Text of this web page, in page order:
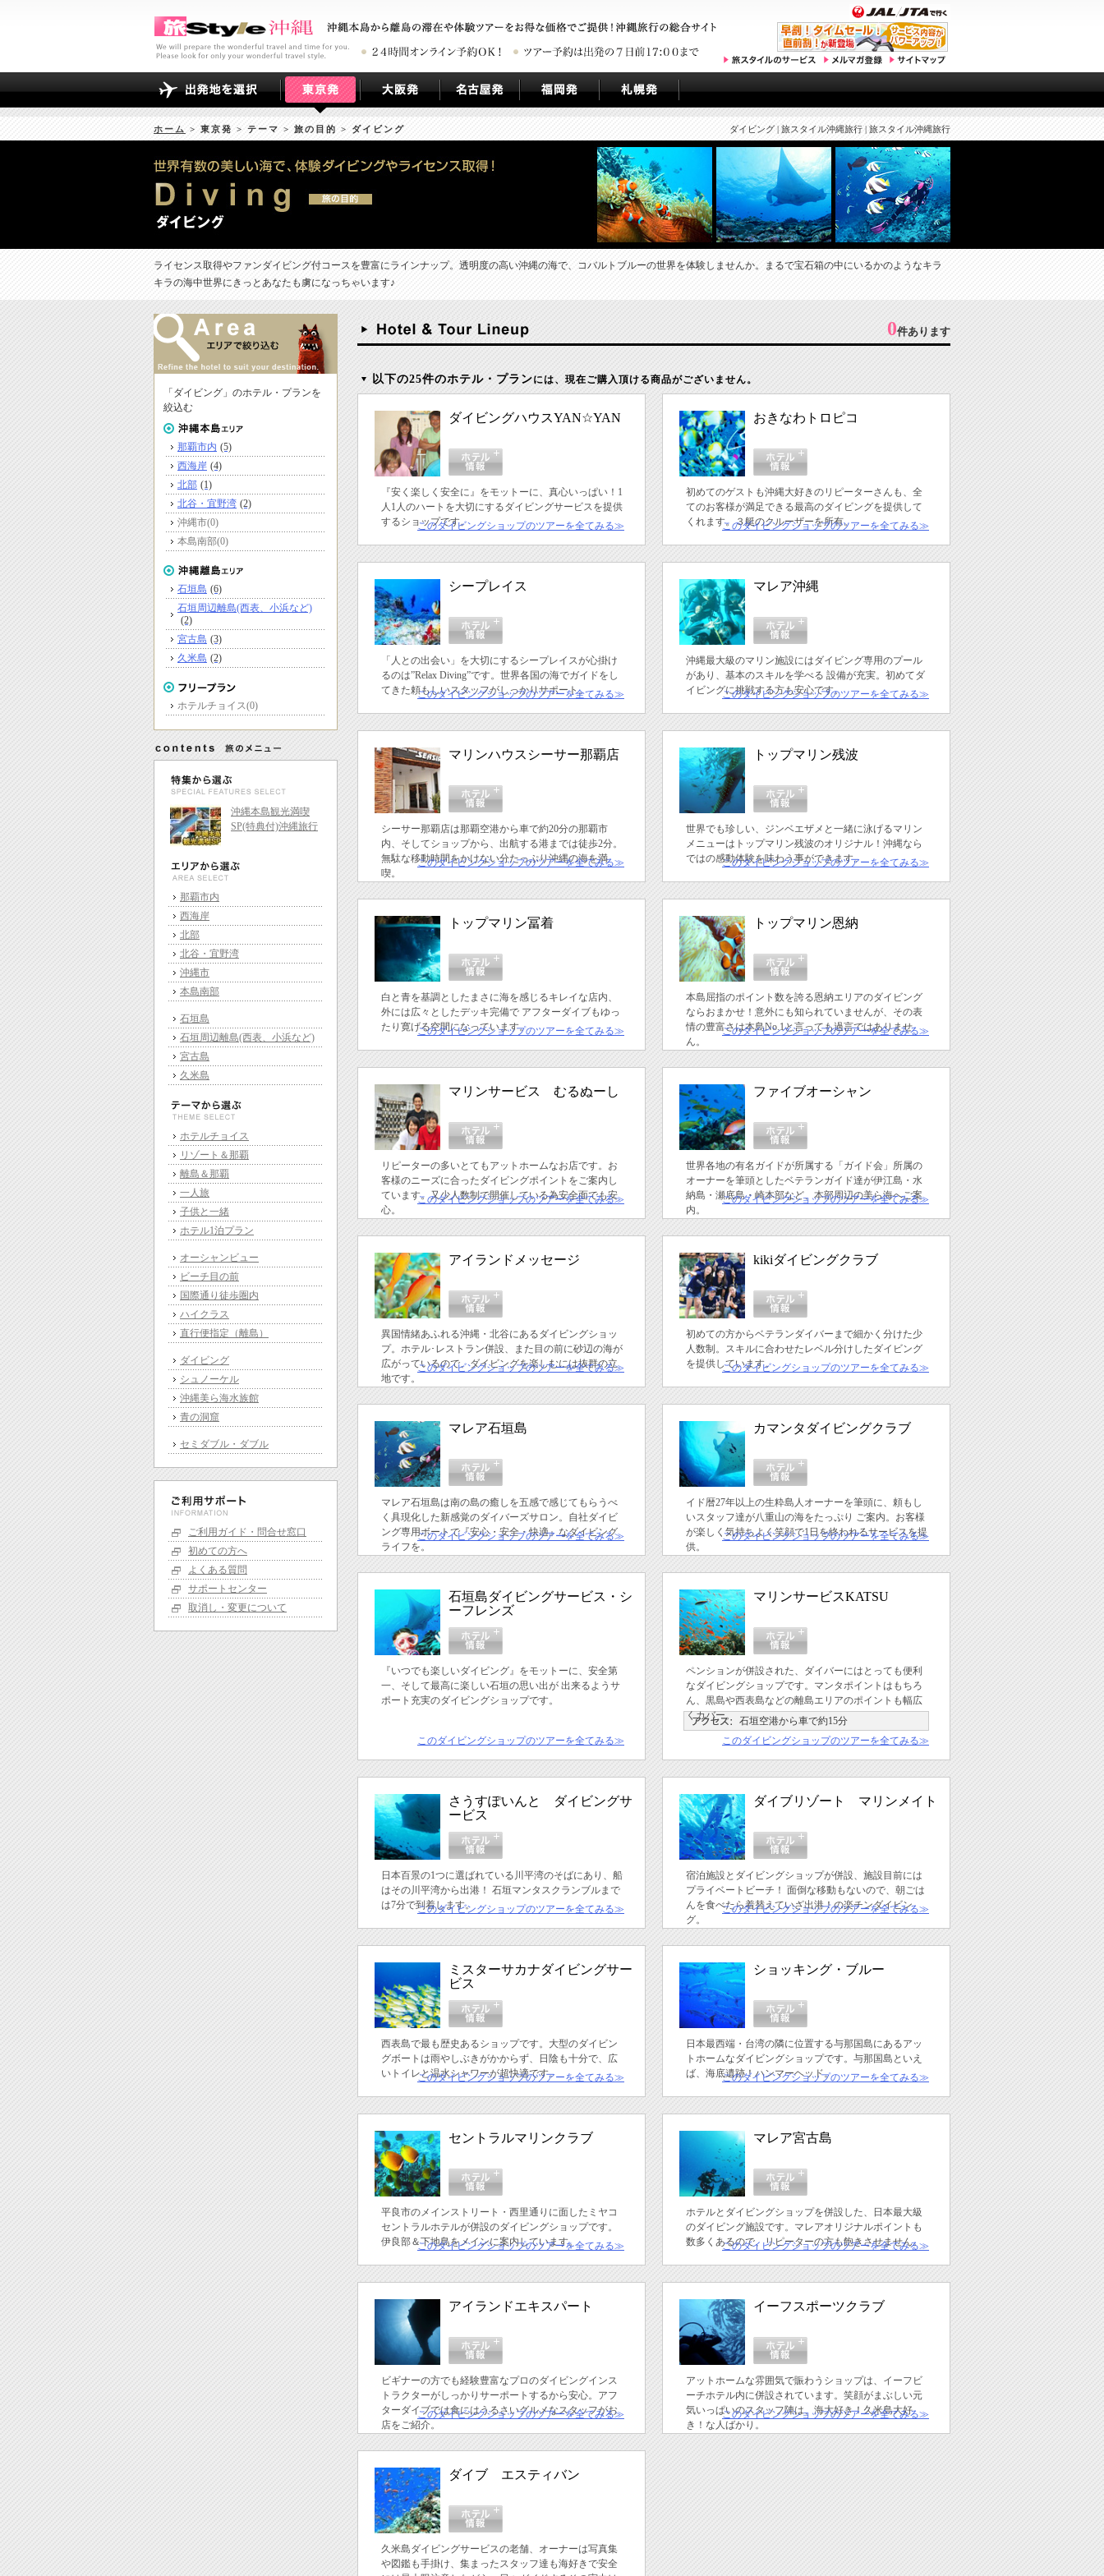
ダイビング | 旅スタイル沖縄旅行 | 旅スタイル沖縄旅行
ホーム > 東京発 > テーマ > 旅の目的 > ダイビング
ライセンス取得やファンダイビング付コースを豊富にラインナップ。透明度の高い沖縄の海で、コバルトブルーの世界を体験しませんか。まるで宝石箱の中にいるかのようなキラ
キラの海中世界にきっとあなたも虜になっちゃいます♪
0件あります
以下の25件のホテル・プランには、現在ご購入頂ける商品がございません。
ダイビングハウスYAN☆YAN
『安く楽しく安全に』をモットーに、真心いっぱい！1
人1人のハートを大切にするダイビングサービスを提供
するショップです。
このダイビングショップのツアーを全てみる≫
おきなわトロピコ
初めてのゲストも沖縄大好きのリピーターさんも、全
てのお客様が満足できる最高のダイビングを提供して
くれます。３艇のクルーザーを所有。
このダイビングショップのツアーを全てみる≫
シープレイス
「人との出会い」を大切にするシープレイスが心掛け
るのは”Relax Diving”です。世界各国の海でガイドをし
てきた頼もしいスタッフがしっかりサポート。
このダイビングショップのツアーを全てみる≫
マレア沖縄
沖縄最大級のマリン施設にはダイビング専用のプール
があり、基本のスキルを学べる 設備が充実。初めてダ
イビングに挑戦する方も安心です。
このダイビングショップのツアーを全てみる≫
マリンハウスシーサー那覇店
シーサー那覇店は那覇空港から車で約20分の那覇市
内、そしてショップから、出航する港までは徒歩2分。
無駄な移動時間をかけない分たっぷり沖縄の海を満
喫。
このダイビングショップのツアーを全てみる≫
トップマリン残波
世界でも珍しい、ジンベエザメと一緒に泳げるマリン
メニューはトップマリン残波のオリジナル！沖縄なら
ではの感動体験を味わう事ができます。
このダイビングショップのツアーを全てみる≫
トップマリン冨着
白と青を基調としたまさに海を感じるキレイな店内、
外には広々としたデッキ完備で アフターダイブもゆっ
たり寛げる空間になっています。
このダイビングショップのツアーを全てみる≫
トップマリン恩納
本島屈指のポイント数を誇る恩納エリアのダイビング
ならおまかせ！意外にも知られていませんが、その表
情の豊富さは本島No.1と言っても過言ではありませ
ん。
このダイビングショップのツアーを全てみる≫
マリンサービス むるぬーし
リピーターの多いとてもアットホームなお店です。お
客様のニーズに合ったダイビングポイントをご案内し
ています。又少人数制で開催している為安全面でも安
心。
このダイビングショップのツアーを全てみる≫
ファイブオーシャン
世界各地の有名ガイドが所属する「ガイド会」所属の
オーナーを筆頭としたベテランガイド達が伊江島・水
納島・瀬底島・崎本部など、本部周辺の美ら海へご案
内。
このダイビングショップのツアーを全てみる≫
アイランドメッセージ
異国情緒あふれる沖縄・北谷にあるダイビングショッ
プ。ホテル･レストラン併設、また目の前に砂辺の海が
広がっているので、ダイビングを楽しむには抜群の立
地です。
このダイビングショップのツアーを全てみる≫
kikiダイビングクラブ
初めての方からベテランダイバーまで細かく分けた少
人数制。スキルに合わせたレベル分けしたダイビング
を提供しています。
このダイビングショップのツアーを全てみる≫
マレア石垣島
マレア石垣島は南の島の癒しを五感で感じてもらうべ
く具現化した新感覚のダイバーズサロン。自社ダイビ
ング専用ボートで『安心・安全・快適』なダイビング
ライフを。
このダイビングショップのツアーを全てみる≫
カマンタダイビングクラブ
イド暦27年以上の生粋島人オーナーを筆頭に、頼もし
いスタッフ達が八重山の海をたっぷり ご案内。お客様
が楽しく気持ちよく笑顔で1日を終われるサービスを提
供。
このダイビングショップのツアーを全てみる≫
石垣島ダイビングサービス・シ
ーフレンズ
『いつでも楽しいダイビング』をモットーに、安全第
一、そして最高に楽しい石垣の思い出が 出来るようサ
ポート充実のダイビングショップです。
このダイビングショップのツアーを全てみる≫
マリンサービスKATSU
ペンションが併設された、ダイバーにはとっても便利
なダイビングショップです。マンタポイントはもちろ
ん、黒島や西表島などの離島エリアのポイントも幅広
くカバー。 石垣空港から車で約15分
このダイビングショップのツアーを全てみる≫
さうすぽいんと ダイビングサ
ービス
日本百景の1つに選ばれている川平湾のそばにあり、船
はその川平湾から出港！ 石垣マンタスクランブルまで
は7分で到着します。
このダイビングショップのツアーを全てみる≫
ダイブリゾート マリンメイト
宿泊施設とダイビングショップが併設、施設目前には
プライベートビーチ！ 面倒な移動もないので、朝ごは
んを食べたら着替えていざ出港！の楽チンダイビン
グ。
このダイビングショップのツアーを全てみる≫
ミスターサカナダイビングサー
ビス
西表島で最も歴史あるショップです。大型のダイビン
グボートは雨やしぶきがかからず、日陰も十分で、広
いトイレと温水シャワーが超快適です。
このダイビングショップのツアーを全てみる≫
ショッキング・ブルー
日本最西端・台湾の隣に位置する与那国島にあるアッ
トホームなダイビングショップです。与那国島といえ
ば、海底遺跡！ハンマーヘッド。
このダイビングショップのツアーを全てみる≫
セントラルマリンクラブ
平良市のメインストリート・西里通りに面したミヤコ
セントラルホテルが併設のダイビングショップです。
伊良部＆下地島をメインに案内しています。
このダイビングショップのツアーを全てみる≫
マレア宮古島
ホテルとダイビングショップを併設した、日本最大級
のダイビング施設です。マレアオリジナルポイントも
数多くあるので、リピーターの方も飽きさせません。
このダイビングショップのツアーを全てみる≫
アイランドエキスパート
ビギナーの方でも経験豊富なプロのダイビングインス
トラクターがしっかりサーポートするから安心。アフ
ターダイブでは食にはうるさいグルメなスタッフがお
店をご紹介。
このダイビングショップのツアーを全てみる≫
イーフスポーツクラブ
アットホームな雰囲気で賑わうショップは、イーフビ
ーチホテル内に併設されています。笑顔がまぶしい元
気いっぱいのスタッフ陣は、海大好き！久米島大好
き！な人ばかり。
このダイビングショップのツアーを全てみる≫
ダイブ エスティバン
久米島ダイビングサービスの老舗、オーナーは写真集
や図鑑も手掛け、集まったスタッフ達も海好きで安全
「ダイビング」のホテル・プランを
絞込む
那覇市内 (5)
西海岸 (4)
北部 (1)
北谷・宜野湾 (2)
沖縄市(0)
本島南部(0)
石垣島 (6)
石垣周辺離島(西表、小浜など)
(2)
宮古島 (3)
久米島 (2)
ホテルチョイス(0)
沖縄本島観光満喫
SP(特典付)沖縄旅行
那覇市内
西海岸
北部
北谷・宜野湾
沖縄市
本島南部
石垣島
石垣周辺離島(西表、小浜など)
宮古島
久米島
ホテルチョイス
リゾート＆那覇
離島＆那覇
一人旅
子供と一緒
ホテル1泊プラン
オーシャンビュー
ビーチ目の前
国際通り徒歩圏内
ハイクラス
直行便指定（離島）
ダイビング
シュノーケル
沖縄美ら海水族館
青の洞窟
セミダブル・ダブル
ご利用ガイド・問合せ窓口
初めての方へ
よくある質問
サポートセンター
取消し・変更について